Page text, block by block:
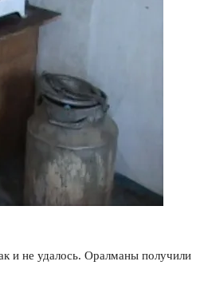
и не удалось. Оралманы получили